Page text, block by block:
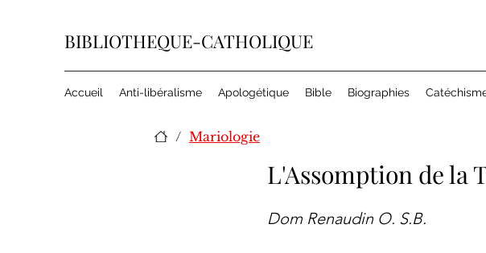
BIBLIOTHEQUE-CATHOLIQUE
Accueil Anti-libéralisme Apologétique Bible Biographies
/ Mariologie
L'Assomption de la
Dom Renaudin O. S.B.